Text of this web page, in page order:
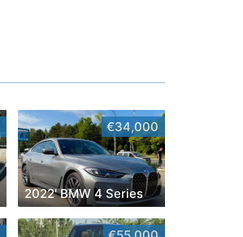
€34,000
2022' BMW 4 Series